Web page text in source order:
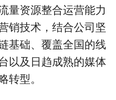
量资源整合运营能力
销技术，结合公司坚
基础、覆盖全国的线
以及日趋成熟的媒体
转型。